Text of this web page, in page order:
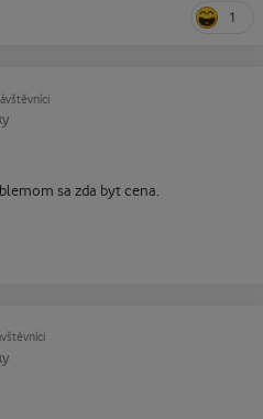
1
sa zda byt cena.